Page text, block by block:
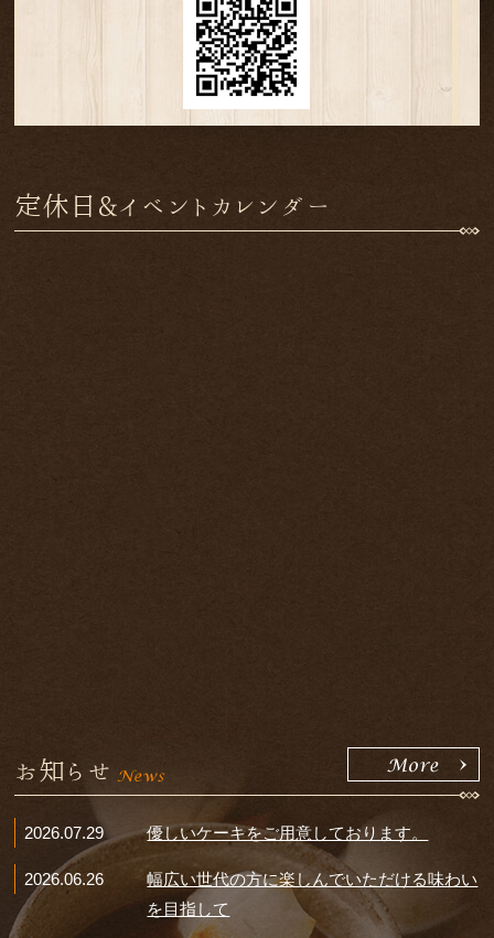
定休日&イベントカレンダー
お知らせ
2026.07.29 優しいケーキをご用意しております。
2026.06.26
幅広い世代の方に楽しんでいただける味わい
を目指して